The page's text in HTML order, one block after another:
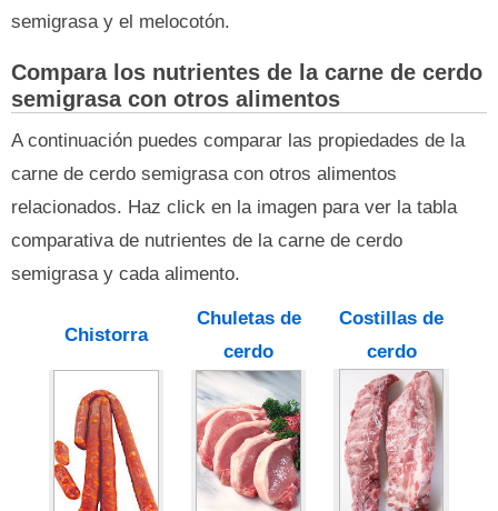
semigrasa y el melocotón.
Compara los nutrientes de la carne de cerdo
semigrasa con otros alimentos
A continuación puedes comparar las propiedades de la
carne de cerdo semigrasa con otros alimentos
relacionados. Haz click en la imagen para ver la tabla
comparativa de nutrientes de la carne de cerdo
semigrasa y cada alimento.
Chistorra
Chuletas de
cerdo
Costillas de
cerdo